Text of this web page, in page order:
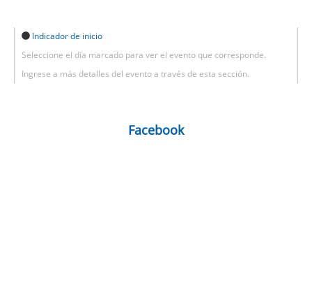
Indicador de inicio
Seleccione el día marcado para ver el evento que corresponde.
Ingrese a más detalles del evento a través de esta sección.
Facebook